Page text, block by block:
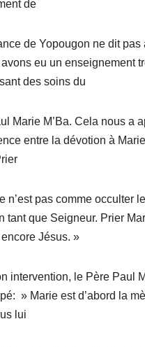
de
de Yopougon ne dit pas
eu un enseignement
des soins du
Marie M’Ba. Cela nous a
entre la dévotion à
n’est pas comme occulter
tant que Seigneur. Prier
Jésus. »
intervention, le Père Paul
» Marie est d’abord la
lui